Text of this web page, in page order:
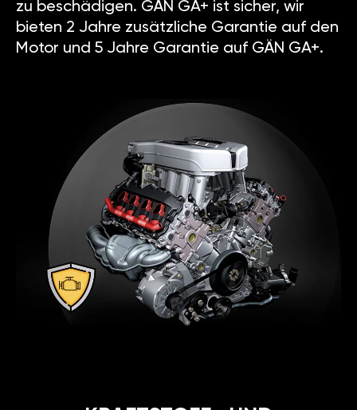
zu beschädigen. GÄN GA+ ist sicher, wir
bieten 2 Jahre zusätzliche Garantie auf den
Motor und 5 Jahre Garantie auf GÄN GA+.